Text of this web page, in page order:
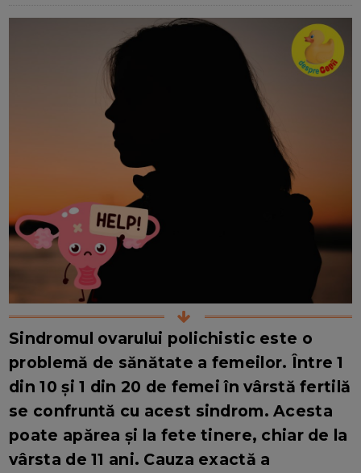
Sindromul ovarului polichistic este o
problemă de sănătate a femeilor. Între 1
din 10 și 1 din 20 de femei în vârstă fertilă
se confruntă cu acest sindrom. Acesta
poate apărea și la fete tinere, chiar de la
vârsta de 11 ani. Cauza exactă a